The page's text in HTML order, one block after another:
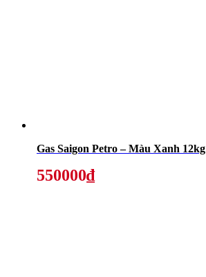
Gas Saigon Petro – Màu Xanh 12kg
550000₫